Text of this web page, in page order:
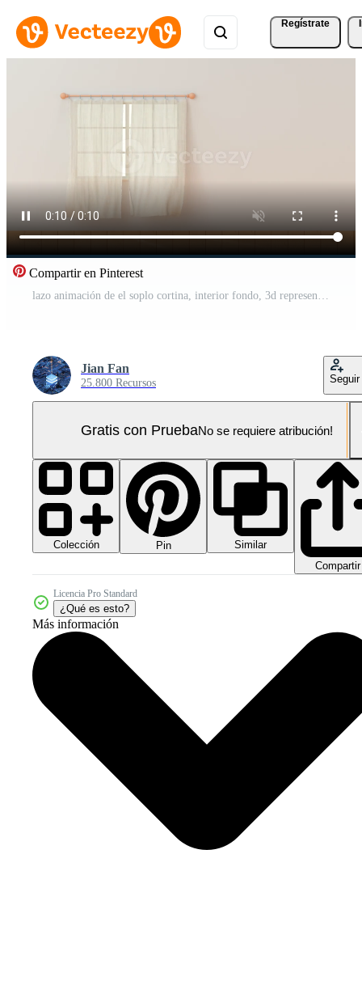
Regístrate
Compartir en Pinterest
lazo animación de el soplo cortina, interior fondo, 3d representación. Vídeo Pro
Jian Fan
25.800 Recursos Seguir
Gratis con PruebaNo se requiere atribución!
Colección Pin
Similar
Compartir
Licencia Pro Standard
¿Qué es esto?
Más información